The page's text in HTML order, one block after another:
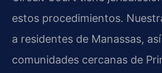
estos procedimientos.
a residentes de Manassas,
comunidades cercanas de